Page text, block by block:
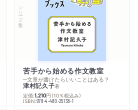
シリーズ・全集
苦手から始める作文教室
─文章が書けたらいいことはある？
津村記久子著
定価:1,210円 （10％税込み）
ISBN:978-4-480-25138-1